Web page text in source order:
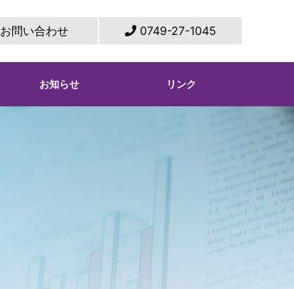
お問い合わせ 0749-27-1045
お知らせ リンク